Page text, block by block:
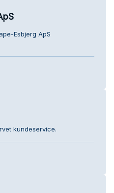
Esbjerg ApS
kundeservice.